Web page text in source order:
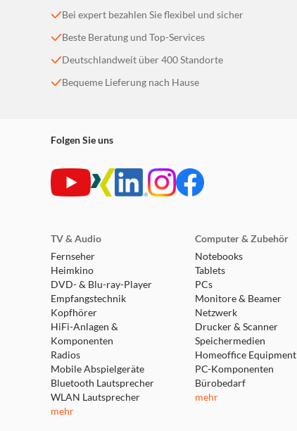
Bei expert bezahlen Sie flexibel und sicher
Beste Beratung und Top-Services
Deutschlandweit über 400 Standorte
Bequeme Lieferung nach Hause
Folgen Sie uns
TV & Audio
Fernseher
Heimkino
DVD- & Blu-ray-Player
Empfangstechnik
Kopfhörer
HiFi-Anlagen &
Komponenten
Radios
Mobile Abspielgeräte
Bluetooth Lautsprecher
WLAN Lautsprecher
mehr
Computer & Zubehör
Notebooks
Tablets
PCs
Monitore & Beamer
Netzwerk
Drucker & Scanner
Speichermedien
Homeoffice Equipment
PC-Komponenten
Bürobedarf
mehr